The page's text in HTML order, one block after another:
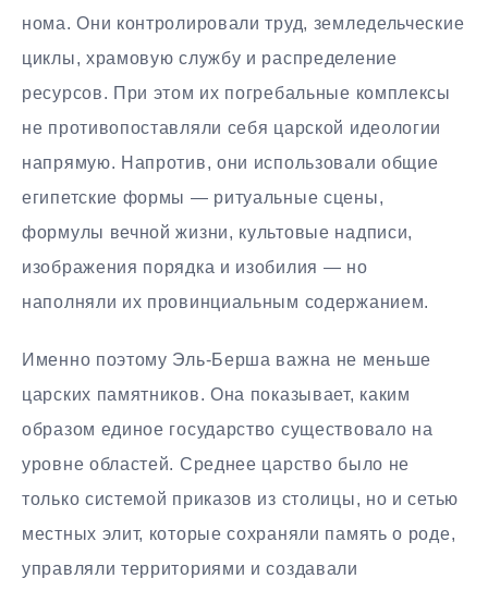
нома. Они контролировали труд, земледельческие
циклы, храмовую службу и распределение
ресурсов. При этом их погребальные комплексы
не противопоставляли себя царской идеологии
напрямую. Напротив, они использовали общие
египетские формы — ритуальные сцены,
формулы вечной жизни, культовые надписи,
изображения порядка и изобилия — но
наполняли их провинциальным содержанием.
Именно поэтому Эль-Берша важна не меньше
царских памятников. Она показывает, каким
образом единое государство существовало на
уровне областей. Среднее царство было не
только системой приказов из столицы, но и сетью
местных элит, которые сохраняли память о роде,
управляли территориями и создавали